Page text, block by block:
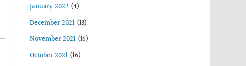
January 2022 (4)
December 2021 (13)
November 2021 (16)
October 2021 (16)